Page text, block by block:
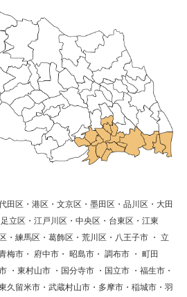
田区・港区・文京区・墨田区・品川区・大田
立区・江戸川区・中央区・台東区・江東
・練馬区・葛飾区・荒川区・八王子市 ・ 立
梅市・ 府中市・ 昭島市・ 調布市 ・ 町田
・東村山市 ・国分寺市 ・国立市 ・福生市・
久留米市・武蔵村山市・多摩市・稲城市・羽